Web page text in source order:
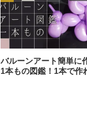
バルーンアート簡単に
1本もの図鑑！1本で作